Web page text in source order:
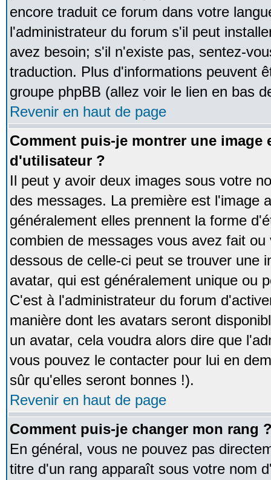
encore traduit ce forum dans votre
l'administrateur du forum s'il peut
avez besoin; s'il n'existe pas, sentez-
traduction. Plus d'informations peuvent
groupe phpBB (allez voir le lien en bas
Revenir en haut de page
Comment puis-je montrer une image
d'utilisateur ?
Il peut y avoir deux images sous votre
des messages. La première est l'image
généralement elles prennent la forme
combien de messages vous avez fait
dessous de celle-ci peut se trouver une
avatar, qui est généralement unique ou
C'est à l'administrateur du forum
manière dont les avatars seront
un avatar, cela voudra alors dire que
vous pouvez le contacter pour lui en
sûr qu'elles seront bonnes !).
Revenir en haut de page
Comment puis-je changer mon rang
En général, vous ne pouvez pas
titre d'un rang apparaît sous votre nom